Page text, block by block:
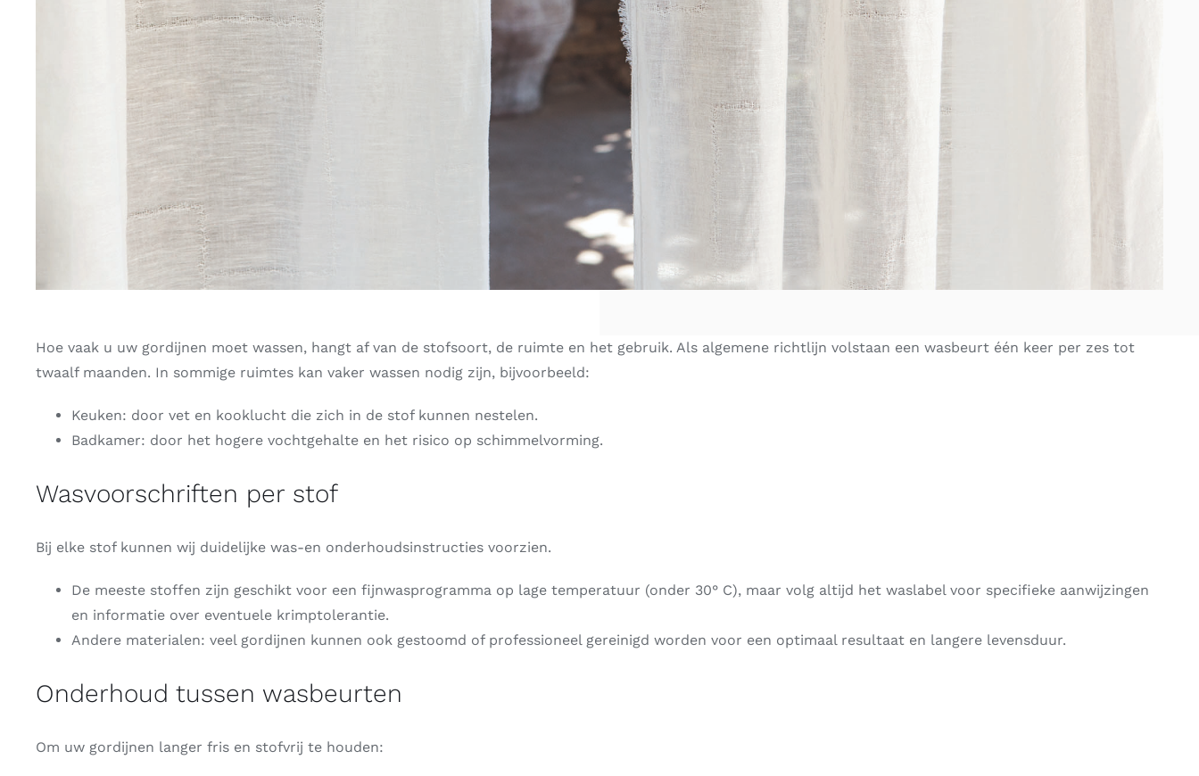
Hoe vaak u uw gordijnen moet wassen, hangt af van de stofsoort, de ruimte en het gebruik. Als algemene richtlijn volstaan een wasbeurt één keer per zes tot
twaalf maanden. In sommige ruimtes kan vaker wassen nodig zijn, bijvoorbeeld:
Keuken: door vet en kooklucht die zich in de stof kunnen nestelen.
Badkamer: door het hogere vochtgehalte en het risico op schimmelvorming.
Wasvoorschriften per stof
Bij elke stof kunnen wij duidelijke was-en onderhoudsinstructies voorzien.
De meeste stoffen zijn geschikt voor een fijnwasprogramma op lage temperatuur (onder 30° C), maar volg altijd het waslabel voor specifieke aanwijzingen
en informatie over eventuele krimptolerantie.
Andere materialen: veel gordijnen kunnen ook gestoomd of professioneel gereinigd worden voor een optimaal resultaat en langere levensduur.
Onderhoud tussen wasbeurten
Om uw gordijnen langer fris en stofvrij te houden: